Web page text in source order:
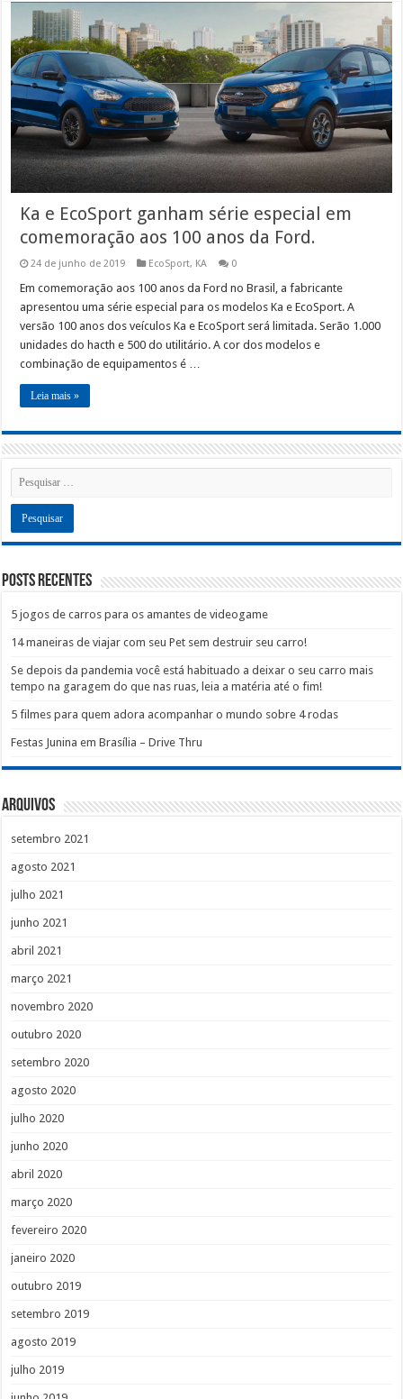
Ka e EcoSport ganham série especial em
comemoração aos 100 anos da Ford.
24 de junho de 2019 EcoSport, KA 0
Em comemoração aos 100 anos da Ford no Brasil, a fabricante
apresentou uma série especial para os modelos Ka e EcoSport. A
versão 100 anos dos veículos Ka e EcoSport será limitada. Serão 1.000
unidades do hacth e 500 do utilitário. A cor dos modelos e
combinação de equipamentos é …
Leia mais »
Posts recentes
5 jogos de carros para os amantes de videogame
14 maneiras de viajar com seu Pet sem destruir seu carro!
Se depois da pandemia você está habituado a deixar o seu carro mais
tempo na garagem do que nas ruas, leia a matéria até o fim!
5 filmes para quem adora acompanhar o mundo sobre 4 rodas
Festas Junina em Brasília – Drive Thru
Arquivos
setembro 2021
agosto 2021
julho 2021
junho 2021
abril 2021
março 2021
novembro 2020
outubro 2020
setembro 2020
agosto 2020
julho 2020
junho 2020
abril 2020
março 2020
fevereiro 2020
janeiro 2020
outubro 2019
setembro 2019
agosto 2019
julho 2019